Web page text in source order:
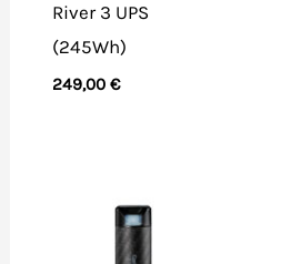
River 3 UPS
(245Wh)
249,00 €